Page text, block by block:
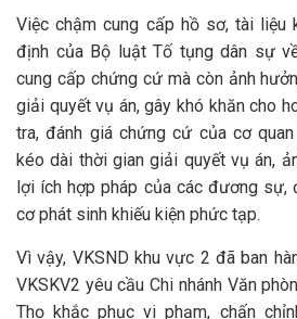
Việc chậm cung cấp hồ sơ, tài liệu
định của Bộ luật Tố tụng dân sự
cung cấp chứng cứ mà còn ảnh
giải quyết vụ án, gây khó khăn cho
tra, đánh giá chứng cứ của cơ
kéo dài thời gian giải quyết vụ án,
lợi ích hợp pháp của các đương sự,
cơ phát sinh khiếu kiện phức tạp.
Vì vậy, VKSND khu vực 2 đã ban
VKSKV2 yêu cầu Chi nhánh Văn
Thọ khắc phục vi phạm, chấn